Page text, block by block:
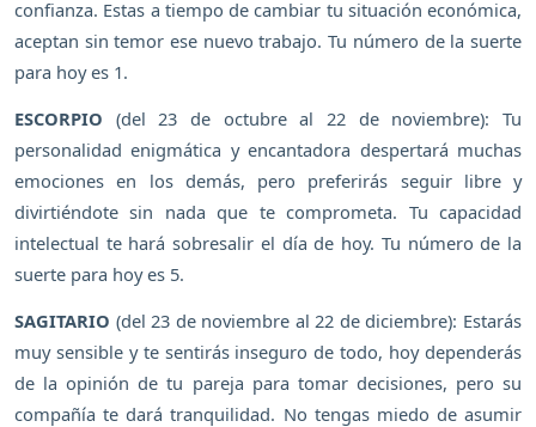
confianza. Estas a tiempo de cambiar tu situación económica,
aceptan sin temor ese nuevo trabajo. Tu número de la suerte
para hoy es 1.
ESCORPIO (del 23 de octubre al 22 de noviembre): Tu
personalidad enigmática y encantadora despertará muchas
emociones en los demás, pero preferirás seguir libre y
divirtiéndote sin nada que te comprometa. Tu capacidad
intelectual te hará sobresalir el día de hoy. Tu número de la
suerte para hoy es 5.
SAGITARIO (del 23 de noviembre al 22 de diciembre): Estarás
muy sensible y te sentirás inseguro de todo, hoy dependerás
de la opinión de tu pareja para tomar decisiones, pero su
compañía te dará tranquilidad. No tengas miedo de asumir